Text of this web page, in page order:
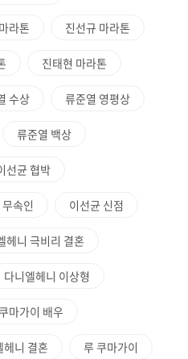
라톤 진선규 마라톤
진태현 마라톤
수상 류준열 영평상
류준열 백상
선균 협박
속인 이선균 신점
헤니 극비리 결혼
다니엘헤니 이상형
마가이 배우
헤니 결혼 루 쿠마가이